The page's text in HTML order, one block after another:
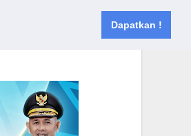
Dapatkan !
Kontak